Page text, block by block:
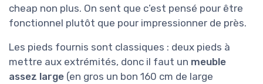
cheap non plus. On sent que c’est pensé pour être
fonctionnel plutôt que pour impressionner de près.
Les pieds fournis sont classiques : deux pieds à
mettre aux extrémités, donc il faut un meuble
assez large (en gros un bon 160 cm de large